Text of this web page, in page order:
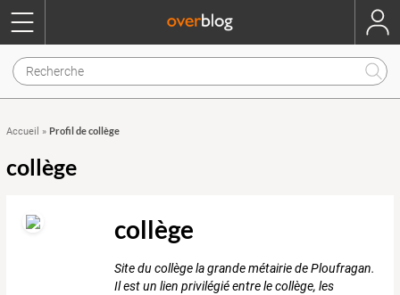
Accueil » Profil de collège
collège
collège
Site du collège la grande métairie de Ploufragan.
Il est un lien privilégié entre le collège, les